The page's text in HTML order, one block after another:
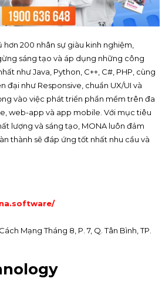
200 nhân sự giàu kinh nghiệm,
sáng tạo và áp dụng những công
như Java, Python, C++, C#, PHP, cùng
đại như Responsive, chuẩn UX/UI và
vào việc phát triển phần mềm trên đa
web-app và app mobile. Với mục tiêu
lượng và sáng tạo, MONA luôn đảm
thành sẽ đáp ứng tốt nhất nhu cầu và
Mạng Tháng 8, P. 7, Q. Tân Bình, TP.